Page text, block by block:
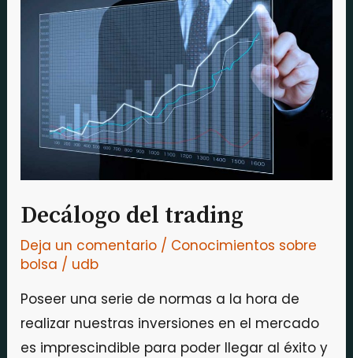
Decálogo del trading
Deja un comentario / Conocimientos sobre
bolsa / udb
Poseer una serie de normas a la hora de
realizar nuestras inversiones en el mercado
es imprescindible para poder llegar al éxito y
trading